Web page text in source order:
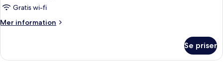
Gratis wi-fi
Mer information
Mer
dubbelrum
Se priser